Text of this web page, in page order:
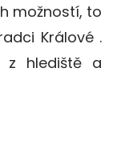
možností, to
Králové .
z hlediště a